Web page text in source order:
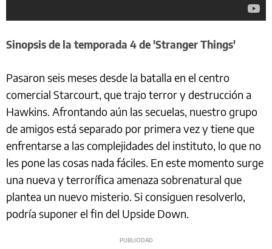
Sinopsis de la temporada 4 de 'Stranger Things'
Pasaron seis meses desde la batalla en el centro
comercial Starcourt, que trajo terror y destrucción a
Hawkins. Afrontando aún las secuelas, nuestro grupo
de amigos está separado por primera vez y tiene que
enfrentarse a las complejidades del instituto, lo que no
les pone las cosas nada fáciles. En este momento surge
una nueva y terrorífica amenaza sobrenatural que
plantea un nuevo misterio. Si consiguen resolverlo,
podría suponer el fin del Upside Down.